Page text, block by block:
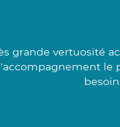
grande vertuosité
le